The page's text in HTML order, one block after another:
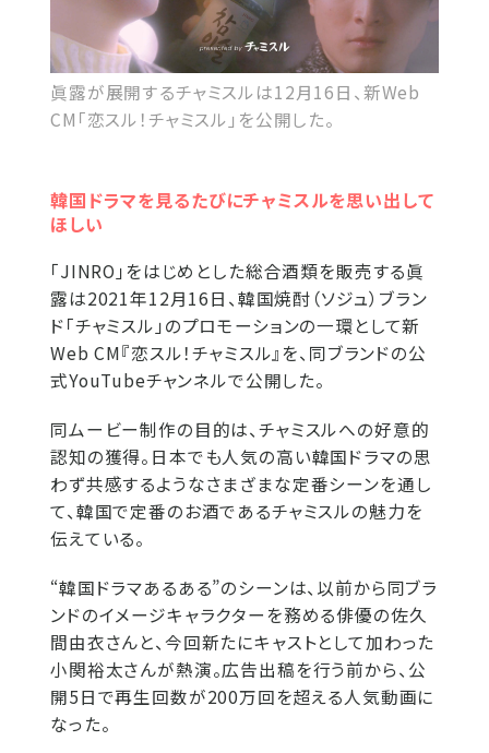
眞露が展開するチャミスルは12月16日、新Web
CM「恋スル！チャミスル」を公開した。
韓国ドラマを見るたびにチャミスルを思い出して
ほしい
「JINRO」をはじめとした総合酒類を販売する眞
露は2021年12月16日、韓国焼酎（ソジュ）ブラン
ド「チャミスル」のプロモーションの一環として新
Web CM『恋スル！チャミスル』を、同ブランドの公
式YouTubeチャンネルで公開した。
同ムービー制作の目的は、チャミスルへの好意的
認知の獲得。日本でも人気の高い韓国ドラマの思
わず共感するようなさまざまな定番シーンを通し
て、韓国で定番のお酒であるチャミスルの魅力を
伝えている。
“韓国ドラマあるある”のシーンは、以前から同ブラ
ンドのイメージキャラクターを務める俳優の佐久
間由衣さんと、今回新たにキャストとして加わった
小関裕太さんが熱演。広告出稿を行う前から、公
開5日で再生回数が200万回を超える人気動画に
なった。